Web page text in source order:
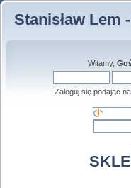
Stanisław Lem
Witamy,
Zaloguj się podając